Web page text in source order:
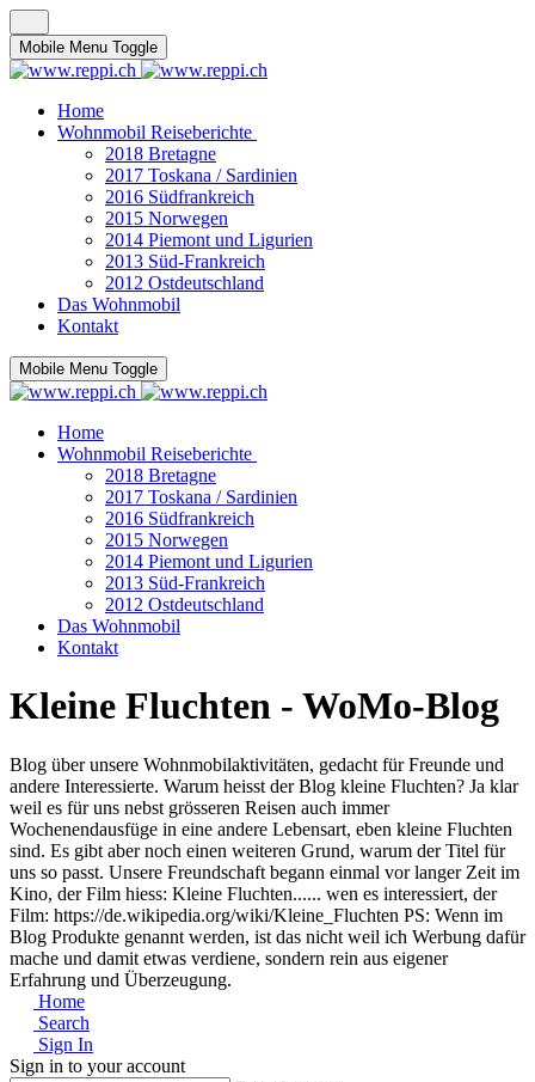
Mobile Menu Toggle
Home
Wohnmobil Reiseberichte
2018 Bretagne
2017 Toskana / Sardinien
2016 Südfrankreich
2015 Norwegen
2014 Piemont und Ligurien
2013 Süd-Frankreich
2012 Ostdeutschland
Das Wohnmobil
Kontakt
Mobile Menu Toggle
Home
Wohnmobil Reiseberichte
2018 Bretagne
2017 Toskana / Sardinien
2016 Südfrankreich
2015 Norwegen
2014 Piemont und Ligurien
2013 Süd-Frankreich
2012 Ostdeutschland
Das Wohnmobil
Kontakt
Kleine Fluchten - WoMo-Blog
Blog über unsere Wohnmobilaktivitäten, gedacht für Freunde und
andere Interessierte. Warum heisst der Blog kleine Fluchten? Ja klar
weil es für uns nebst grösseren Reisen auch immer
Wochenendausfüge in eine andere Lebensart, eben kleine Fluchten
sind. Es gibt aber noch einen weiteren Grund, warum der Titel für
uns so passt. Unsere Freundschaft begann einmal vor langer Zeit im
Kino, der Film hiess: Kleine Fluchten...... wen es interessiert, der
Film: https://de.wikipedia.org/wiki/Kleine_Fluchten PS: Wenn im
Blog Produkte genannt werden, ist das nicht weil ich Werbung dafür
mache und damit etwas verdiene, sondern rein aus eigener
Erfahrung und Überzeugung.
Home
Search
Sign In
Sign in to your account